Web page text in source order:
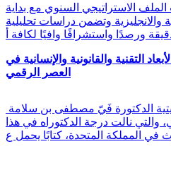
الاستراتيجي السنوي مع بداية
والانجليزية وتضمن دراسات تحليلية
ورصدًا واستشرافًا وافيًا لكافة أ
التقنية والقانونية والإنسانية في
العصر الرقمي
والتي نالت درجة الدكتوراه في هذا
المملكة المتحدة، كتابًا يحمل ع